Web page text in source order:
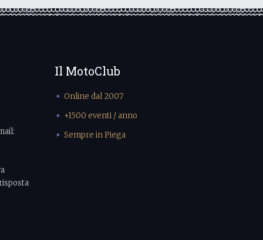
Il MotoClub
Online dal 2007
+1500 eventi / anno
Sempre in Piega